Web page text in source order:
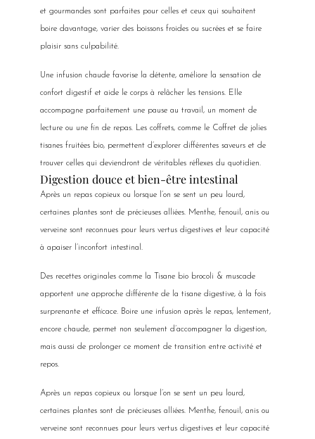
et gourmandes sont parfaites pour celles et ceux qui souhaitent
boire davantage, varier des boissons froides ou sucrées et se faire
plaisir sans culpabilité.
Une infusion chaude favorise la détente, améliore la sensation de
confort digestif et aide le corps à relâcher les tensions. Elle
accompagne parfaitement une pause au travail, un moment de
lecture ou une fin de repas. Les coffrets, comme le Coffret de jolies
tisanes fruitées bio, permettent d’explorer différentes saveurs et de
trouver celles qui deviendront de véritables réflexes du quotidien.
Digestion douce et bien-être intestinal
Après un repas copieux ou lorsque l’on se sent un peu lourd,
certaines plantes sont de précieuses alliées. Menthe, fenouil, anis ou
verveine sont reconnues pour leurs vertus digestives et leur capacité
à apaiser l’inconfort intestinal.
Des recettes originales comme la Tisane bio brocoli & muscade
apportent une approche différente de la tisane digestive, à la fois
surprenante et efficace. Boire une infusion après le repas, lentement,
encore chaude, permet non seulement d’accompagner la digestion,
mais aussi de prolonger ce moment de transition entre activité et
repos.
Après un repas copieux ou lorsque l’on se sent un peu lourd,
certaines plantes sont de précieuses alliées. Menthe, fenouil, anis ou
verveine sont reconnues pour leurs vertus digestives et leur capacité